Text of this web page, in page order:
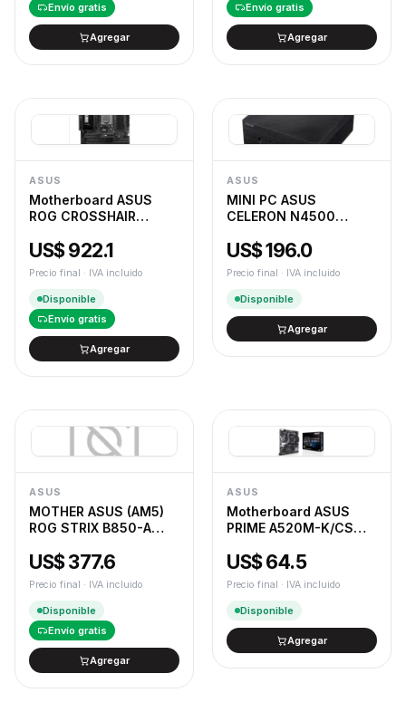
Envío gratis
Agregar
Envío gratis
Agregar
ASUS
Motherboard ASUS
ROG CROSSHAIR
US$ 922.1
Precio final · IVA incluido
Disponible
Envío gratis
Agregar
ASUS
MINI PC ASUS
CELERON N4500
S/SSD)
US$ 196.0
Precio final · IVA incluido
Disponible
Agregar
ASUS
MOTHER ASUS (AM5)
ROG STRIX B850-A
US$ 377.6
Precio final · IVA incluido
Disponible
Envío gratis
Agregar
ASUS
Motherboard ASUS
PRIME A520M-K/CSM
US$ 64.5
Precio final · IVA incluido
Disponible
Agregar